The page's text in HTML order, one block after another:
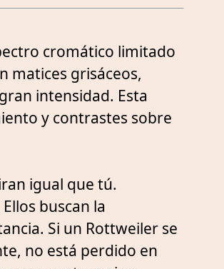
cromático limitado
matices grisáceos,
intensidad. Esta
y contrastes sobre
igual que tú.
buscan la
Si un Rottweiler se
no está perdido en